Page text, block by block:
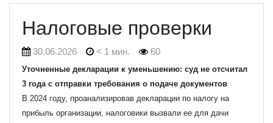
Налоговые проверки
30.06.2026 < 1 мин. 60
Уточненные декларации к уменьшению: суд не отсчитал
3 года с отправки требования о подаче документов
В 2024 году, проанализировав декларации по налогу на
прибыль организации, налоговики вызвали ее для дачи